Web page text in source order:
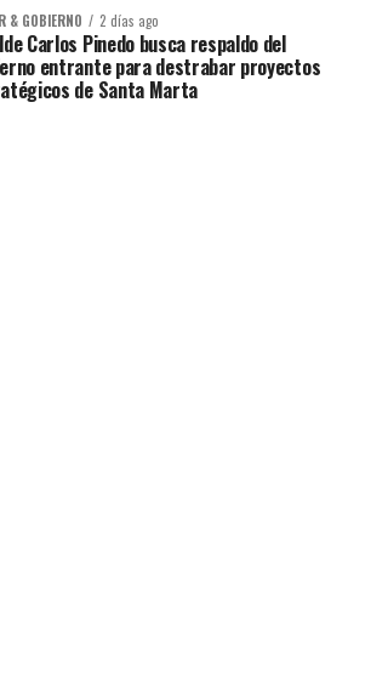
& GOBIERNO 2 días ago
Carlos Pinedo busca respaldo del
entrante para destrabar proyectos
de Santa Marta